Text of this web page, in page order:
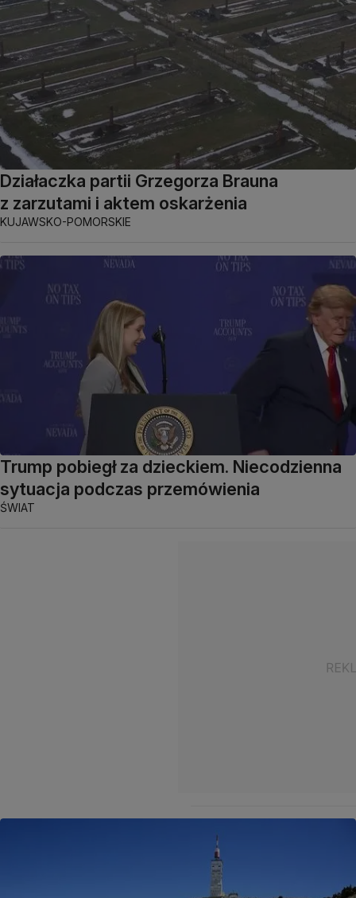
Działaczka partii Grzegorza Brauna
z zarzutami i aktem oskarżenia
KUJAWSKO-POMORSKIE
Trump pobiegł za dzieckiem. Niecodzienna
sytuacja podczas przemówienia
ŚWIAT